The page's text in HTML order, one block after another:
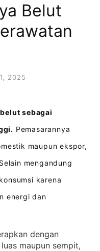
Belut
2025
sebagai
Pemasarannya
maupun ekspor,
Selain mengandung
karena
energi dan
dengan
maupun sempit,